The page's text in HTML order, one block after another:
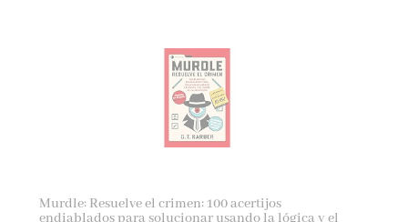
Murdle: Resuelve el crimen: 100 acertijos
endiablados para solucionar usando la lógica y el